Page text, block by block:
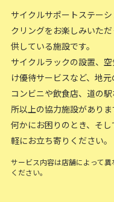
サイクルサポートステー
クリングをお楽しみいた
供している施設です。
サイクルラックの設置、
け優待サービスなど、地
コンビニや飲食店、道の
所以上の協力施設がありま
何かにお困りのとき、そ
軽にお立ち寄りください。
サービス内容は店舗によって
ください。